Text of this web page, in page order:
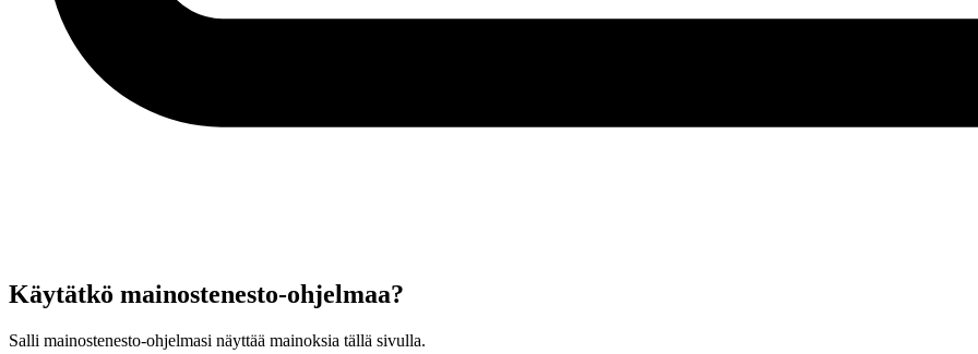
Käytätkö mainostenesto-ohjelmaa?
Salli mainostenesto-ohjelmasi näyttää mainoksia tällä sivulla.